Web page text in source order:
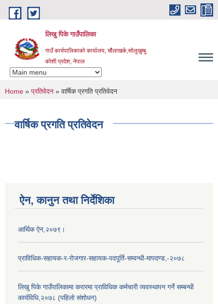
Skip to main content
लिखु पिके गाउँपालिका
गाउँ कार्यपालिकाको कार्यालय, चौंलाखर्क,सोलुखुम्बु
कोशी प्रदेश, नेपाल
You are here
Home » प्रतिवेदन » वार्षिक प्रगति प्रतिवेदन
वार्षिक प्रगति प्रतिवेदन
ऐन, कानुन तथा निर्देशिका
आर्थिक ऐन,२०७९।
प्राविधिक-सहायक-र-रोजगार-सहायक-पदपूर्ति-सम्वन्धी-मापदण्ड,-२०७८
लिखु पिके गाउँपालिकामा करारमा प्राविधिक कर्मचारी व्यवस्थापन गर्ने सम्बन्धी
कार्यविधि,२०७८ (पहिलो संशोधन)